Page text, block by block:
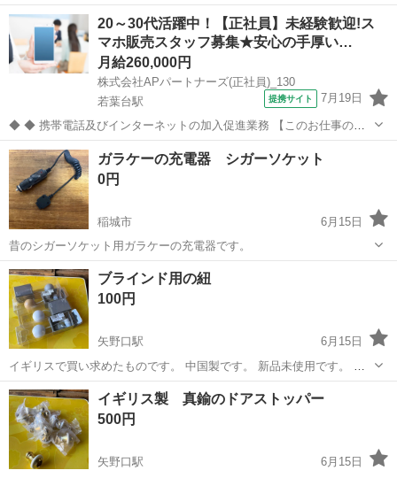
ていて大変可愛いです。 イギリスで求めたものですが、製造は中国の
ようです。 全部で7個あります。 撮影のため箱から出しましたが、未
使用未開封です。 1...
東京 稲城市 矢野口駅 その他 イギリス
20～30代活躍中！【正社員】未経験歓迎!ス
マホ販売スタッフ募集★安心の手厚い…
月給260,000円
株式会社APパートナーズ(正社員)_130
若葉台駅
提携サイト 7月19日
◆ ◆ 携帯電話及びインターネットの加入促進業務 【このお仕事のお
すすめポイント】 ・ゼロからでも始められる充実の研修制度！ ・分か
らないことは先輩スタッフにすぐ聞ける！手厚いサポート体制あり！
・働きやすい環境で長く...
東京 稲城市 携帯ショップ
ガラケーの充電器 シガーソケット
0円
稲城市
6月15日
昔のシガーソケット用ガラケーの充電器です。
東京 稲城市 その他 ガラケー
ブラインド用の紐
100円
矢野口駅
6月15日
イギリスで買い求めたものです。 中国製です。 新品未使用です。 開
封もしていないので、どういう仕組みか分かりません。 ブラインド用
の小物として売られていたものだと思います。 1つの値段です
東京 稲城市 矢野口駅 その他
イギリス製 真鍮のドアストッパー
500円
矢野口駅
6月15日